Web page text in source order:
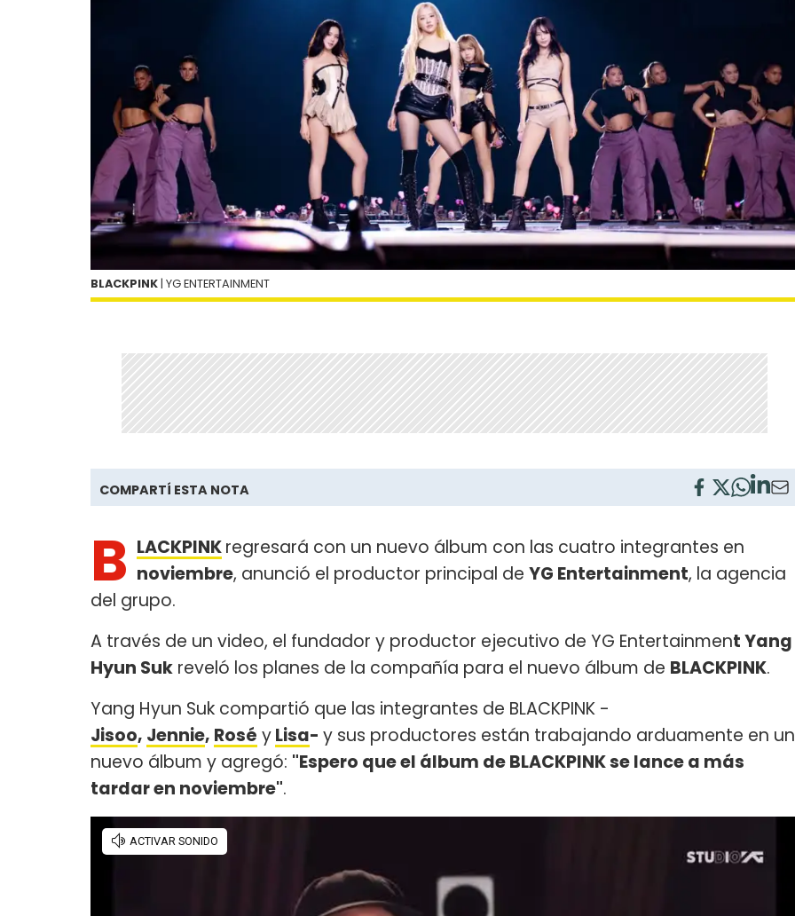
BLACKPINK | YG ENTERTAINMENT
COMPARTÍ ESTA NOTA
B LACKPINKregresará con un nuevo álbum con las cuatro integrantes en
noviembre, anunció el productor principal de YG Entertainment, la agencia
del grupo.
A través de un video, el fundador y productor ejecutivo de YG Entertainment Yang
Hyun Suk reveló los planes de la compañía para el nuevo álbum de BLACKPINK.
Yang Hyun Suk compartió que las integrantes de BLACKPINK -
Jisoo, Jennie, Rosé yLisa- y sus productores están trabajando arduamente en un
nuevo álbum y agregó: "Espero que el álbum de BLACKPINK se lance a más
tardar en noviembre".